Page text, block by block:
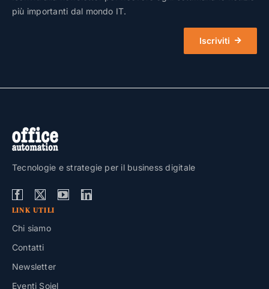
più importanti dal mondo IT.
Iscriviti
Tecnologie e strategie per il business digitale
LINK UTILI
Chi siamo
Contatti
Newsletter
Eventi Soiel